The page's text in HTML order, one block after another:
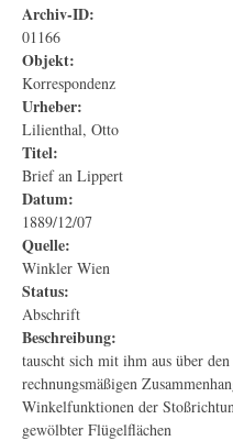
Archiv-ID:
01166
Objekt:
Korrespondenz
Urheber:
Lilienthal, Otto
Titel:
Brief an Lippert
Datum:
1889/12/07
Quelle:
Winkler Wien
Status:
Abschrift
Beschreibung:
tauscht sich mit ihm aus über
rechnungsmäßigen
Winkelfunktionen der
gewölbter Flügelflächen